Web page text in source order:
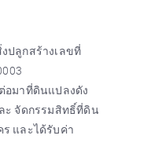
ปลูกสร้างเลขที่
อมาที่ดินแปลงดัง
ะ จัดกรรมสิทธิ์ที่ดิน
ร และได้รับค่า